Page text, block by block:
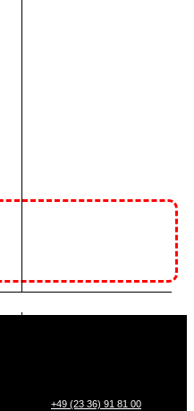
+49 (23 36) 91 81 00